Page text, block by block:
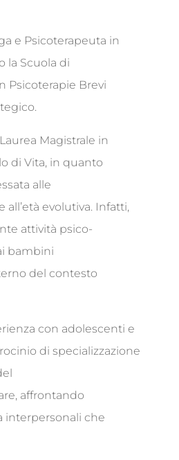
e Psicoterapeuta in
la Scuola di
Psicoterapie Brevi
Magistrale in
di Vita, in quanto
alle
evolutiva. Infatti,
attività psico-
bambini
del contesto
con adolescenti e
di specializzazione
affrontando
interpersonali che